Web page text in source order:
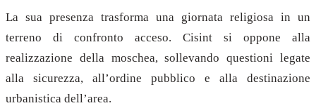
La sua presenza trasforma una giornata religiosa in un
terreno di confronto acceso. Cisint si oppone alla
realizzazione della moschea, sollevando questioni legate
alla sicurezza, all’ordine pubblico e alla destinazione
urbanistica dell’area.